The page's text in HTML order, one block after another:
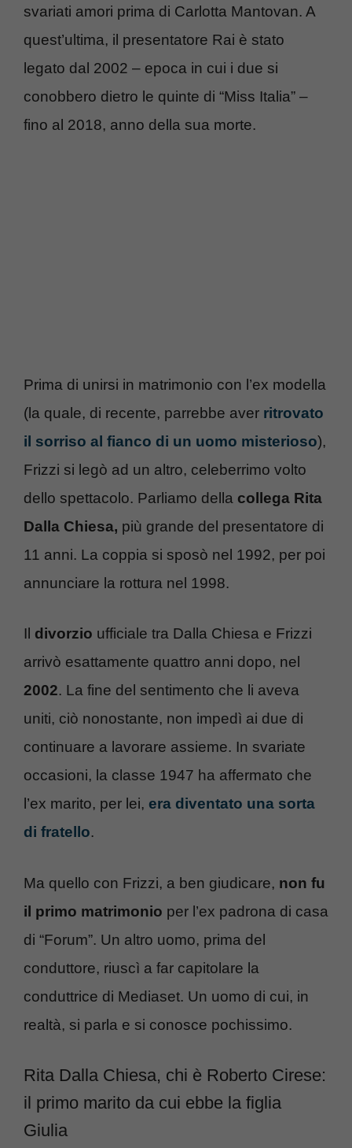
svariati amori prima di Carlotta Mantovan. A
quest’ultima, il presentatore Rai è stato
legato dal 2002 – epoca in cui i due si
conobbero dietro le quinte di “Miss Italia” –
fino al 2018, anno della sua morte.
Prima di unirsi in matrimonio con l’ex modella
(la quale, di recente, parrebbe aver ritrovato
il sorriso al fianco di un uomo misterioso),
Frizzi si legò ad un altro, celeberrimo volto
dello spettacolo. Parliamo della collega Rita
Dalla Chiesa, più grande del presentatore di
11 anni. La coppia si sposò nel 1992, per poi
annunciare la rottura nel 1998.
Il divorzio ufficiale tra Dalla Chiesa e Frizzi
arrivò esattamente quattro anni dopo, nel
2002. La fine del sentimento che li aveva
uniti, ciò nonostante, non impedì ai due di
continuare a lavorare assieme. In svariate
occasioni, la classe 1947 ha affermato che
l’ex marito, per lei, era diventato una sorta
di fratello.
Ma quello con Frizzi, a ben giudicare, non fu
il primo matrimonio per l’ex padrona di casa
di “Forum”. Un altro uomo, prima del
conduttore, riuscì a far capitolare la
conduttrice di Mediaset. Un uomo di cui, in
realtà, si parla e si conosce pochissimo.
Rita Dalla Chiesa, chi è Roberto Cirese:
il primo marito da cui ebbe la figlia
Giulia